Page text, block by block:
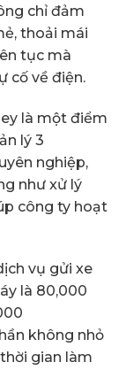
chỉ đảm
thoải mái
tục mà
cố về điện.
là một điểm
lý 3
nghiệp,
như xử lý
công ty hoạt
vụ gửi xe
là 80,000
không nhỏ
gian làm